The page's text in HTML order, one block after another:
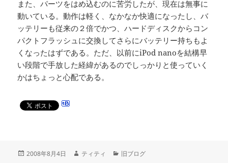
また、パーツをはめ込むのに苦労したが、現在は無事に
動いている。動作は軽く、なかなか快適になったし、バ
ッテリーも従来の２倍でかつ、ハードディスクからコン
パクトフラッシュに交換してさらにバッテリー持ちもよ
くなったはずである。ただ、以前にiPod nanoを結構早
い段階で手放した経緯があるのでしっかりと使っていく
かはちょっと心配である。
投
2008年8月4日
作
ティティ
カ
旧ブログ